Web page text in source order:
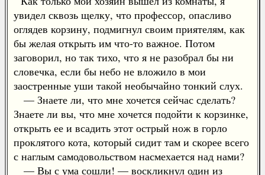
увидел сквозь щелку, что профессор, опасливо
оглядев корзину, подмигнул своим приятелям, как
бы желая открыть им что-то важное. Потом
заговорил, но так тихо, что я не разобрал бы ни
словечка, если бы небо не вложило в мои
заостренные уши такой необычайно тонкий слух.
— Знаете ли, что мне хочется сейчас сделать?
Знаете ли вы, что мне хочется подойти к корзинке,
открыть ее и всадить этот острый нож в горло
проклятого кота, который сидит там и скорее всего
с наглым самодовольством насмехается над нами?
— Вы с ума сошли! — воскликнул один из